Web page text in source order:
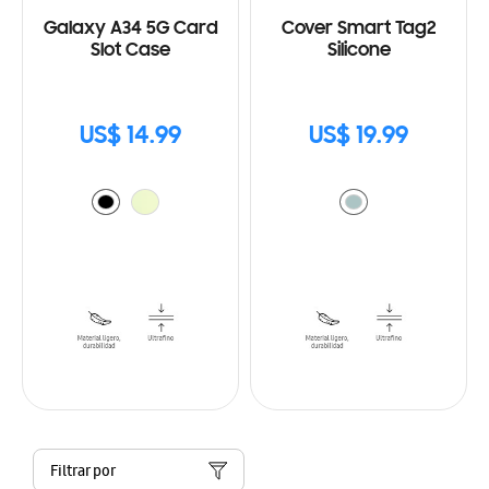
Galaxy A34 5G Card
Slot Case
US$ 14.99
Cover Smart Tag2
Silicone
US$ 19.99
Filtrar por